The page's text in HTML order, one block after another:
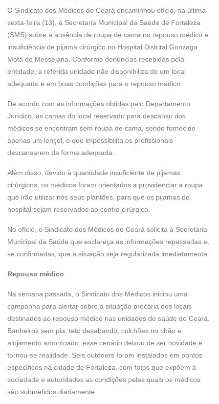
c
e
b
o
o
k
i
t
t
e
r
a
t
s
A
p
p
e
g
r
a
m
O Sindicato dos Médicos do Ceará encaminhou ofício, na última
sexta-feira (13), à Secretaria Municipal da Saúde de Fortaleza
(SMS) sobre a ausência de roupa de cama no repouso médico e
insuficiência de pijama cirúrgico no Hospital Distrital Gonzaga
Mota de Messejana. Conforme denúncias recebidas pela
entidade, a referida unidade não disponibiliza de um local
adequado e em boas condições para o repouso médico.
De acordo com as informações obtidas pelo Departamento
Jurídico, as camas do local reservado para descanso dos
médicos se encontram sem roupa de cama, sendo fornecido
apenas um lençol, o que impossibilita os profissionais
descansarem da forma adequada.
Além disso, devido à quantidade insuficiente de pijamas
cirúrgicos, os médicos foram orientados a providenciar a roupa
que irão utilizar nos seus plantões, para que os pijamas do
hospital sejam reservados ao centro cirúrgico.
No ofício, o Sindicato dos Médicos do Ceará solicita à Secretaria
Municipal da Saúde que esclareça as informações repassadas e,
se confirmadas, que a situação seja regularizada imediatamente.
Repouso médico
Na semana passada, o Sindicato dos Médicos iniciou uma
campanha para alertar sobre a situação precária dos locais
destinados ao repouso médico nas unidades de saúde do Ceará.
Banheiros sem pia, teto desabando, colchões no chão e
alojamento amontoado, esse cenário deixou de ser novidade e
tornou-se realidade. Seis outdoors foram instalados em pontos
específicos na cidade de Fortaleza, com fotos que expõem à
sociedade e autoridades as condições pelas quais os médicos
são submetidos diariamente.